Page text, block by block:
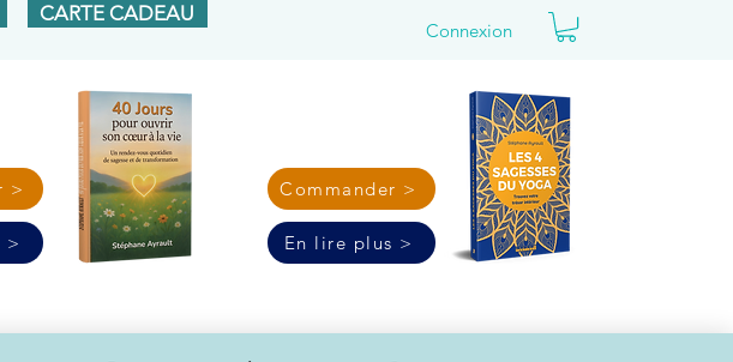
CARTE CADEAU
Connexion
>
>
Commander >
En lire plus >